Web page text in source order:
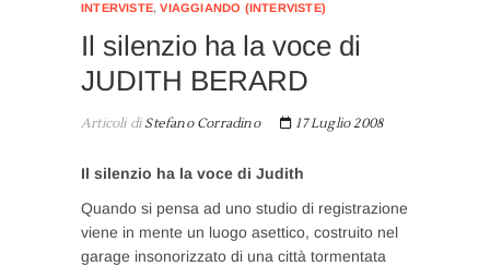
INTERVISTE,VIAGGIANDO (INTERVISTE)
Il silenzio ha la voce di
JUDITH BERARD
Articoli diStefano Corradino 17 Luglio 2008
Il silenzio ha la voce di Judith
Quando si pensa ad uno studio di registrazione
viene in mente un luogo asettico, costruito nel
garage insonorizzato di una città tormentata